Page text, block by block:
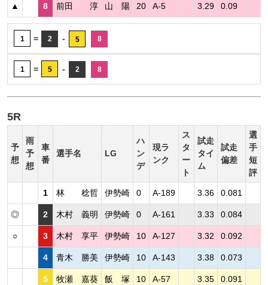
▲ 8 前田 淳 山 陽 20 A-5 3.29 0.09
1 = 2 - 5 8
1 = 5 - 2 8
5R
予
想
雨
予
想
車
番
選手名 LG
ハ
ン
デ
現ラ
ンク
ス
タ
ー
ト
試走
タイ
ム
試走
偏差
選
手
短
評
1 林 稔哲 伊勢崎 0 A-189 3.36 0.081
◎ 2 木村 義明 伊勢崎 0 A-161 3.33 0.084
○ 3 木村 享平 伊勢崎 10 A-127 3.32 0.092
4 青木 勝美 伊勢崎 10 A-143 3.38 0.073
5 牧瀬 嘉葵 飯 塚 10 A-57 3.35 0.091